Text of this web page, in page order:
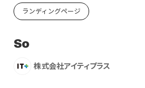
ランディングページ
So
株式会社アイティプラス